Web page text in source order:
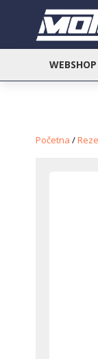
WEBSHOP
Početna /